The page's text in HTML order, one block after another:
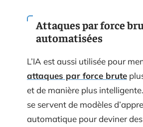
Attaques par force
automatisées
L’IA est aussi utilisée pour
attaques par force brute
et de manière plus
se servent de modèles
automatique pour deviner